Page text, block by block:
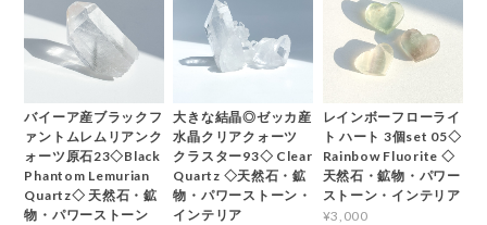
バイーア産ブラックフ
ァントムレムリアンク
ォーツ原石23◇Black
Phantom Lemurian
Quartz◇ 天然石・鉱
物・パワーストーン
大きな結晶◎ゼッカ産
水晶クリアクォーツ
クラスター93◇ Clear
Quartz ◇天然石・鉱
物・パワーストーン・
インテリア
レインボーフローライ
ト ハート 3個set 05◇
Rainbow Fluorite ◇
天然石・鉱物・パワー
ストーン・インテリア
¥3,000